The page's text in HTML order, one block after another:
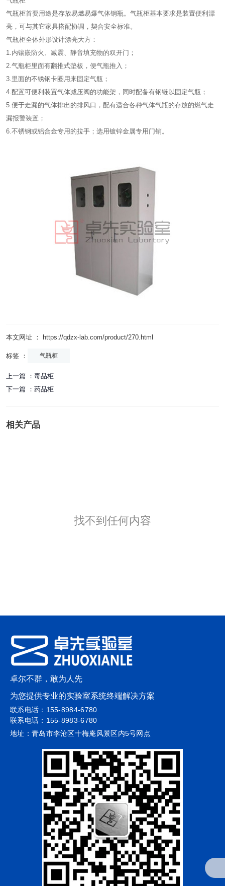
气瓶柜首要用途是存放易燃易爆气体钢瓶。气瓶柜基本要求是装置便利漂
亮，可与其它家具搭配协调，契合安全标准。
气瓶柜全体外形设计漂亮大方：
1.内镶嵌防火、减震、静音填充物的双开门；
2.气瓶柜里面有翻推式垫板，便气瓶推入；
3.里面的不锈钢卡圈用来固定气瓶；
4.配置可便利装置气体减压阀的功能架，同时配备有钢链以固定气瓶；
5.便于走漏的气体排出的排风口，配有适合各种气体气瓶的存放的燃气走
漏报警装置；
6.不锈钢或铝合金专用的拉手；选用镀锌金属专用门销。
本文网址 ： https://qdzx-lab.com/product/270.html
标签 ： 气瓶柜
上一篇 ： 毒品柜
下一篇 ： 药品柜
相关产品
找不到任何内容
卓尔不群，敢为人先
为您提供专业的实验室系统终端解决方案
联系电话：155-8984-6780
联系电话：155-8983-6780
地址：青岛市李沧区十梅庵风景区内5号网点